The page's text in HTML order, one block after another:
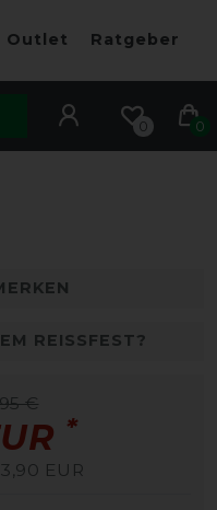
Outlet Ratgeber
0 0
REISSFEST?
€
*
EUR